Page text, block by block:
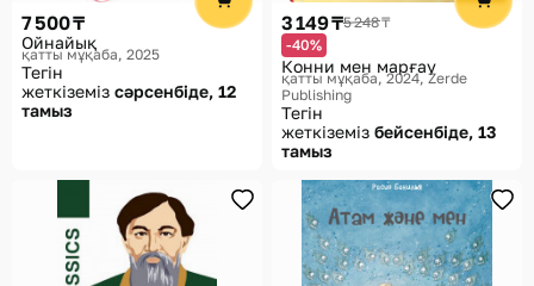
7 500 ₸
Ойнайық
қатты мұқаба, 2025
Тегін
жеткіземіз сәрсенбіде, 12
тамыз
3 149 ₸5 248 ₸
-40%
Конни мен марғау
қатты мұқаба, 2024 Zerde
Publishing
Тегін
жеткіземіз бейсенбіде, 13
тамыз